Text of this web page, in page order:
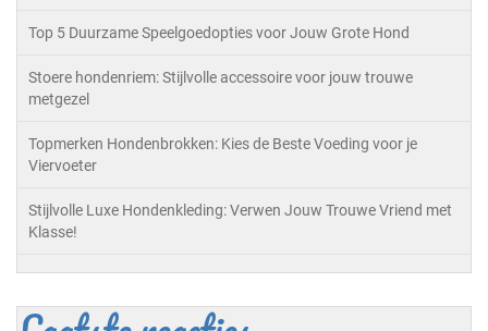
Top 5 Duurzame Speelgoedopties voor Jouw Grote Hond
Stoere hondenriem: Stijlvolle accessoire voor jouw trouwe
metgezel
Topmerken Hondenbrokken: Kies de Beste Voeding voor je
Viervoeter
Stijlvolle Luxe Hondenkleding: Verwen Jouw Trouwe Vriend met
Klasse!